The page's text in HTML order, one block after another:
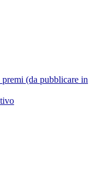
(da pubblicare in